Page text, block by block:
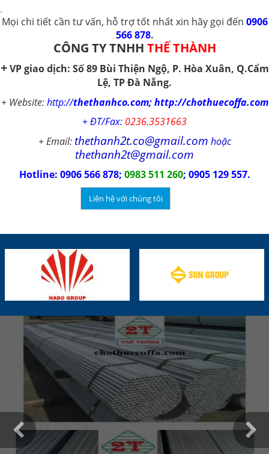
.
Mọi chi tiết cần tư vấn, hỗ trợ tốt nhất xin hãy gọi đến 0906
566 878.
CÔNG TY TNHH THẾ THÀNH
+ VP giao dịch: Số 89 Bùi Thiện Ngộ, P. Hòa Xuân, Q.Cẩm
Lệ, TP Đà Nẵng.
+ Website: http://thethanhco.com; http://chothuecoffa.com
+ ĐT/Fax: 0236.3531663
+ Email: thethanh2t.co@gmail.com hoặc
thethanh2t@gmail.com
Hotline: 0906 566 878; 0983 511 260; 0905 129 557.
Liên hệ với chúng tôi